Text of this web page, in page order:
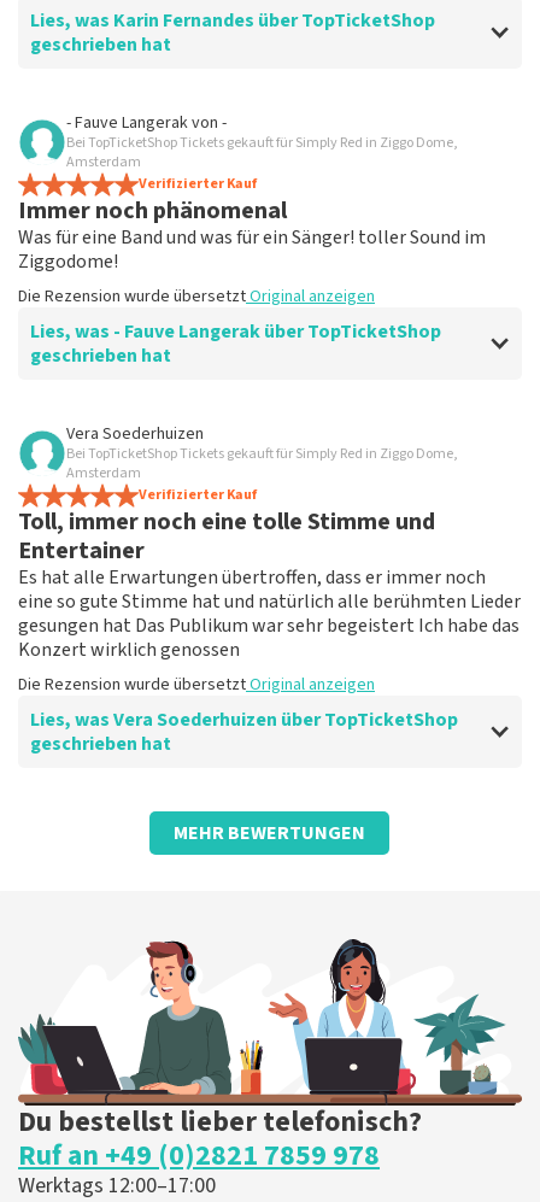
Lies, was Karin Fernandes über TopTicketShop
geschrieben hat
Bewertung von Karin Fernandes über
Absolut erstklassig
Die Rezension wurde übersetzt
- Fauve Langerakvon -
Bei TopTicketShop Tickets gekauft für Simply Red in Ziggo Dome,
Amsterdam
Verifizierter Kauf
Immer noch phänomenal
Was für eine Band und was für ein Sänger! toller Sound im
Ziggodome!
Die Rezension wurde übersetztOriginal anzeigen
Lies, was - Fauve Langerak über TopTicketShop
geschrieben hat
Bewertung von - Fauve Langerak über
Fein
Beim Bestellen und Bezahlen ist alles gut gelaufen,
aber die offiziellen Tickets bekommt ihr erst ziemlich
spät.
Die Rezension wurde übersetztOriginal anzeigen
Vera Soederhuizen
Bei TopTicketShop Tickets gekauft für Simply Red in Ziggo Dome,
Amsterdam
Verifizierter Kauf
Toll, immer noch eine tolle Stimme und
Entertainer
Es hat alle Erwartungen übertroffen, dass er immer noch
eine so gute Stimme hat und natürlich alle berühmten Lieder
gesungen hat Das Publikum war sehr begeistert Ich habe das
Konzert wirklich genossen
Die Rezension wurde übersetztOriginal anzeigen
Lies, was Vera Soederhuizen über TopTicketShop
geschrieben hat
Bewertung von Vera Soederhuizen überTopTicketShop
MEHR BEWERTUNGEN
Du bestellst lieber telefonisch?
Ruf an +49 (0)2821 7859 978
Werktags 12:00–17:00